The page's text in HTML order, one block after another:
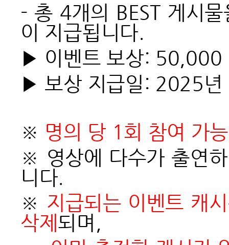
- 총 4개의 BEST 게시
이 지급됩니다.
▶ 이벤트 보상: 50,000
▶ 보상 지급일: 2025년
※ 명의 당 1회 참여 가
※ 영상에 다수가 출연
니다.
※ 지급되는 이벤트 캐
삭제 되며,